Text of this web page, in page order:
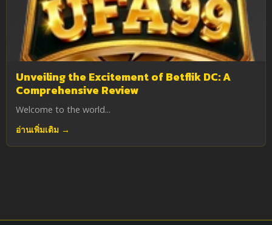
Unveiling the Excitement of Betflik DC: A
Comprehensive Review
Welcome to the world...
อ่านเพิ่มเติม →